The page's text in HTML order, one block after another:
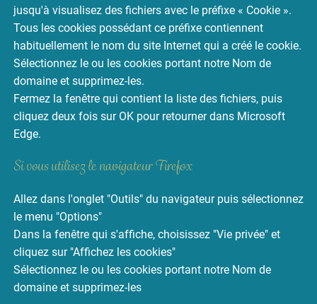
jusqu'à visualisez des fichiers avec le préfixe « Cookie ».
Tous les cookies possédant ce préfixe contiennent
habituellement le nom du site Internet qui a créé le cookie.
Sélectionnez le ou les cookies portant notre Nom de
domaine et supprimez-les.
Fermez la fenêtre qui contient la liste des fichiers, puis
cliquez deux fois sur OK pour retourner dans Microsoft
Edge.
Si vous utilisez le navigateur Firefox
Allez dans l'onglet "Outils" du navigateur puis sélectionnez
le menu "Options"
Dans la fenêtre qui s'affiche, choisissez "Vie privée" et
cliquez sur "Affichez les cookies"
Sélectionnez le ou les cookies portant notre Nom de
domaine et supprimez-les